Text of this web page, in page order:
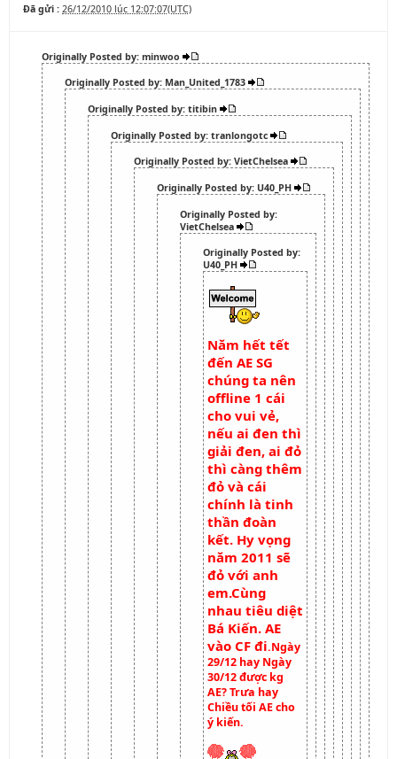
Đã gửi : 26/12/2010 lúc 12:07:07(UTC)
Originally Posted by: minwoo
Originally Posted by: Man_United_1783
Originally Posted by: titibin
Originally Posted by: tranlongotc
Originally Posted by: VietChelsea
Originally Posted by: U40_PH
Originally Posted by:
VietChelsea
Originally Posted by:
U40_PH
Năm hết tết
đến AE SG
chúng ta nên
offline 1 cái
cho vui vẻ,
nếu ai đen thì
giải đen, ai đỏ
thì càng thêm
đỏ và cái
chính là tinh
thần đoàn
kết. Hy vọng
năm 2011 sẽ
đỏ với anh
em.Cùng
nhau tiêu diệt
Bá Kiến. AE
vào CF đi.Ngày
29/12 hay Ngày
30/12 được kg
AE? Trưa hay
Chiều tối AE cho
ý kiến.